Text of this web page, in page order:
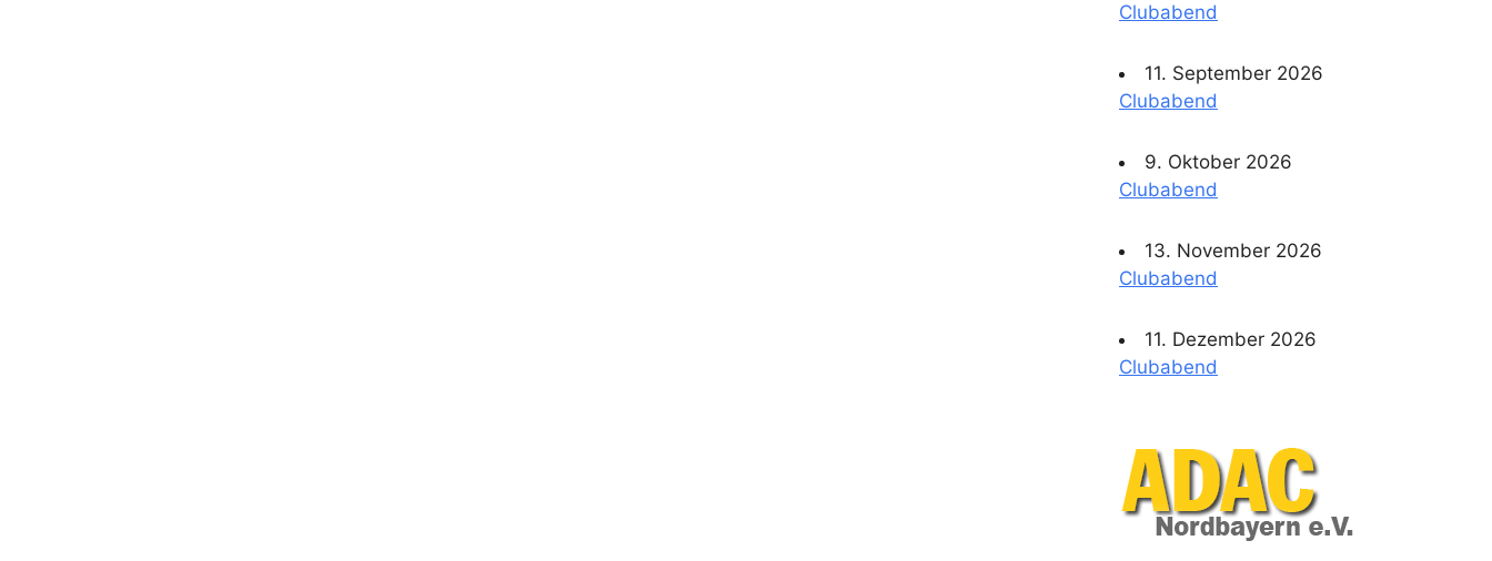
Clubabend
11. September 2026
Clubabend
9. Oktober 2026
Clubabend
13. November 2026
Clubabend
11. Dezember 2026
Clubabend